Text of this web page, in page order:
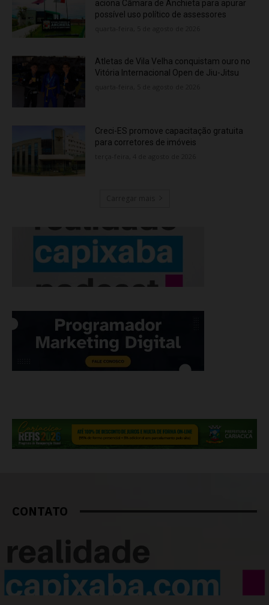
aciona Câmara de Anchieta para apurar
possível uso político de assessores
Atletas de Vila Velha conquistam ouro no
Vitória Internacional Open de Jiu-Jitsu
Creci-ES promove capacitação gratuita
para corretores de imóveis
CONTATO